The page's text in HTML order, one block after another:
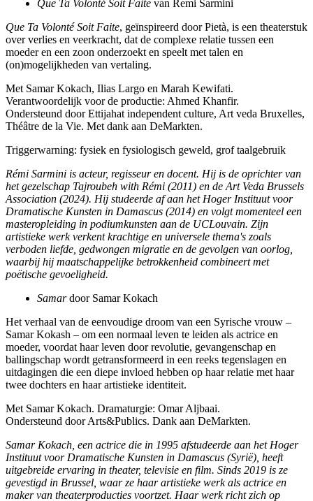
Que Ta Volonté Soit Faite van Remi Sarmini
Que Ta Volonté Soit Faite, geïnspireerd door Pietà, is een theaterstuk
over verlies en veerkracht, dat de complexe relatie tussen een
moeder en een zoon onderzoekt en speelt met talen en
(on)mogelijkheden van vertaling.
Met Samar Kokach, Ilias Largo en Marah Kewifati.
Verantwoordelijk voor de productie: Ahmed Khanfir.
Ondersteund door Ettijahat independent culture, Art veda Bruxelles,
Théâtre de la Vie. Met dank aan DeMarkten.
Triggerwarning: fysiek en fysiologisch geweld, grof taalgebruik
Rémi Sarmini is acteur, regisseur en docent. Hij is de oprichter van
het gezelschap Tajroubeh with Rémi (2011) en de Art Veda Brussels
Association (2024). Hij studeerde af aan het Hoger Instituut voor
Dramatische Kunsten in Damascus (2014) en volgt momenteel een
masteropleiding in podiumkunsten aan de UCLouvain. Zijn
artistieke werk verkent krachtige en universele thema's zoals
verboden liefde, gedwongen migratie en de gevolgen van oorlog,
waarbij hij maatschappelijke betrokkenheid combineert met
poëtische gevoeligheid.
Samardoor Samar Kokach
Het verhaal van de eenvoudige droom van een Syrische vrouw –
Samar Kokash – om een normaal leven te leiden als actrice en
moeder, voordat haar leven door revolutie, gevangenschap en
ballingschap wordt getransformeerd in een reeks tegenslagen en
uitdagingen die een diepe invloed hebben op haar relatie met haar
twee dochters en haar artistieke identiteit.
Met Samar Kokach. Dramaturgie: Omar Aljbaai.
Ondersteund door Arts&Publics. Dank aan DeMarkten.
Samar Kokach, een actrice die in 1995 afstudeerde aan het Hoger
Instituut voor Dramatische Kunsten in Damascus (Syrië), heeft
uitgebreide ervaring in theater, televisie en film. Sinds 2019 is ze
gevestigd in Brussel, waar ze haar artistieke werk als actrice en
maker van theaterproducties voortzet. Haar werk richt zich op